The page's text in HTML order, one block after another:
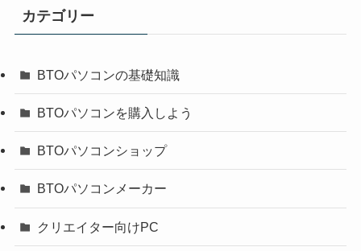
カテゴリー
BTOパソコンの基礎知識
BTOパソコンを購入しよう
BTOパソコンショップ
BTOパソコンメーカー
クリエイター向けPC